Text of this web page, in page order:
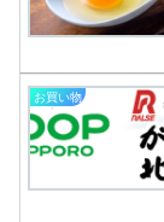
お買い物